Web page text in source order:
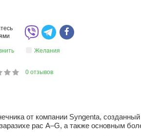
Желания
200отзывов
от компании Syngenta,
рас A–G, а также основным